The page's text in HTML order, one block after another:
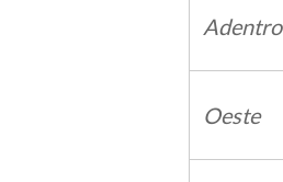
Adentro
Oeste